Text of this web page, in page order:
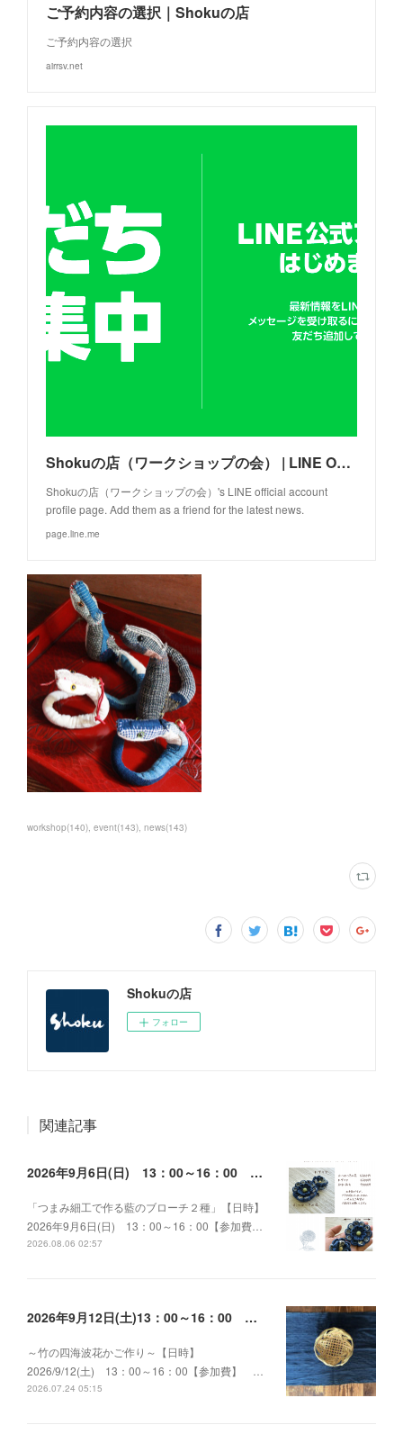
ご予約内容の選択｜Shokuの店
ご予約内容の選択
airrsv.net
Shokuの店（ワークショップの会） | LINE Official Account
Shokuの店（ワークショップの会）'s LINE official account
profile page. Add them as a friend for the latest news.
page.line.me
workshop(140) event(143) news(143)
Shokuの店
フォロー
関連記事
2026年9月6日(日) 13：00～16：00 つまみ細工で作る藍のブローチ２種
「つまみ細工で作る藍のブローチ２種」【日時】
2026年9月6日(日) 13：00～16：00【参加費…
2026.08.06 02:57
2026年9月12日(土)13：00～16：00 ～竹の四海波花かご作り～
～竹の四海波花かご作り～【日時】
2026/9/12(土) 13：00～16：00【参加費】 …
2026.07.24 05:15